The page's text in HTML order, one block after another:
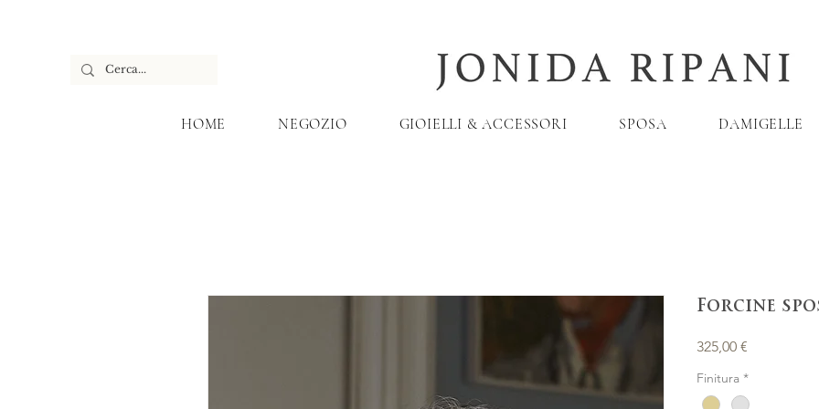
HOME NEGOZIO GIOIELLI & ACCESSORI SPOSA DAMIGELLE
Forcine
325,00 €
Finitura *